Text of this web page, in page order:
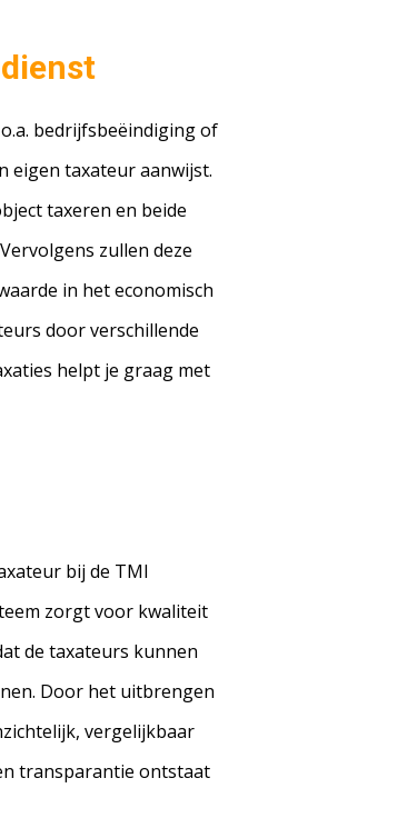
bedrijfsbeëindiging of
eigen taxateur aanwijst.
taxeren en beide
zullen deze
in het economisch
door verschillende
helpt je graag met
bij de TMI
zorgt voor kwaliteit
de taxateurs kunnen
Door het uitbrengen
vergelijkbaar
transparantie ontstaat